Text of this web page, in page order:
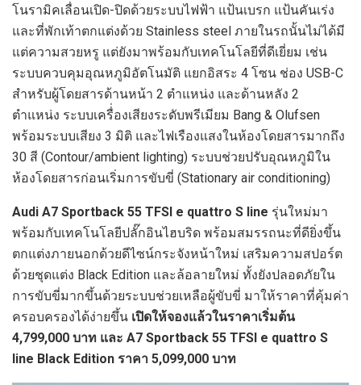
โนรามิคเลื่อนเปิด-ปิดด้วยระบบไฟฟ้า แป้นเบรก แป้นคันเร่ง
และที่พักเท้าตกแต่งด้วย Stainless steel ภายในรถนั้นไม่ได้มี
แต่ความสวยหรู แต่ยังมาพร้อมกับเทคโนโลยีที่ดีเยี่ยม เช่น
ระบบควบคุมอุณหภูมิอัตโนมัติ แยกอิสระ 4 โซน ช่อง USB-C
สำหรับผู้โดยสารด้านหน้า 2 ตำแหน่ง และด้านหลัง 2
ตำแหน่ง ระบบเครื่่องเสียงระดับพรีเมียม Bang & Olufsen
พร้อมระบบเสียง 3 มิติ และไฟเรืองแสงในห้องโดยสารมากถึง
30 สี (Contour/ambient lighting) ระบบช่วยปรับอุณหภูมิใน
ห้องโดยสารก่อนเริ่มการขับขี่ (Stationary air conditioning)
Audi A7 Sportback 55 TFSI e quattro S line รุ่นใหม่มา
พร้อมกับเทคโนโลยีปลั๊กอินไฮบริด พร้อมสมรรถนะที่ดียิ่งขึ้น
ตกแต่งภายนอกด้วยดีไซน์กระจังหน้าใหม่ เสริมความสปอร์ต
ด้วยชุดแต่ง Black Edition และล้อลายใหม่ ทั้งยังปลอดภัยใน
การขับขี่มากขึ้นด้วยระบบช่วยเหลือผู้ขับขี่ มาให้ราคาที่คุ้มค่า
ครอบครองได้ง่ายขึ้น เปิดให้จองแล้วในราคาเริ่มต้น
4,799,000 บาท และ A7 Sportback 55 TFSI e quattro S
line Black Edition ราคา 5,099,000 บาท